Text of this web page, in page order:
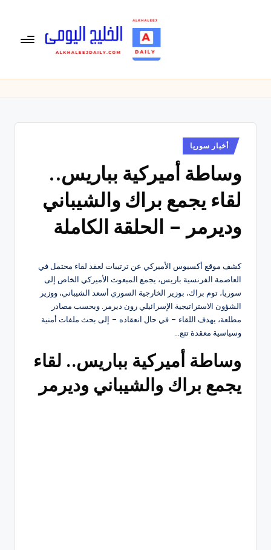
خ
يو
ى
متابعة
,
الرياضية
والسياسية
والاقتصادية.
نُشر
في
أخبار سوريا
وساطة أميركية بباريس..
لقاء يجمع براك والشيباني
وديرمر – الحلقة الكاملة
كشف موقع أكسيوس الأميركي عن ترتيبات لعقد لقاء محتمل في
العاصمة الفرنسية باريس، يجمع المبعوث الأميركي الخاص إلى
سوريا، توم براك، بوزير الخارجية السوري أسعد الشيباني، ووزير
الشؤون الاستراتيجية الإسرائيلي رون ديرمر. وبحسب مصادر
مطلعة، يهدف اللقاء – في حال انعقاده – إلى بحث ملفات أمنية
وسياسية معقدة تتع…
وساطة أميركية بباريس.. لقاء
يجمع براك والشيباني وديرمر